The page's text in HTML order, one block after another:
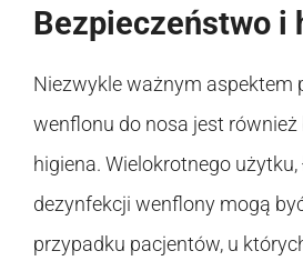
Bezpieczeństwo i
Niezwykle ważnym aspektem
wenflonu do nosa jest
higiena. Wielokrotnego użytku,
dezynfekcji wenflony mogą
przypadku pacjentów, u